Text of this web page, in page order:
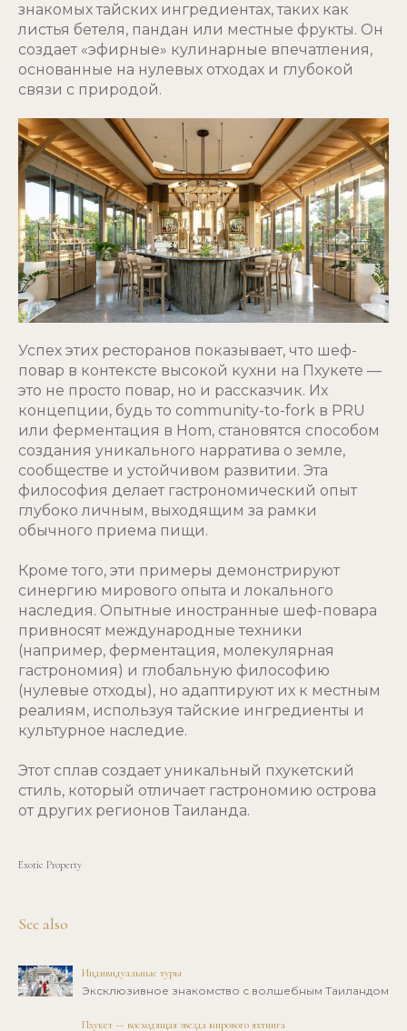
знакомых тайских ингредиентах, таких как
листья бетеля, пандан или местные фрукты. Он
создает «эфирные» кулинарные впечатления,
основанные на нулевых отходах и глубокой
связи с природой.
Успех этих ресторанов показывает, что шеф-
повар в контексте высокой кухни на Пхукете —
это не просто повар, но и рассказчик. Их
концепции, будь то community-to-fork в PRU
или ферментация в Hom, становятся способом
создания уникального нарратива о земле,
сообществе и устойчивом развитии. Эта
философия делает гастрономический опыт
глубоко личным, выходящим за рамки
обычного приема пищи.
Кроме того, эти примеры демонстрируют
синергию мирового опыта и локального
наследия. Опытные иностранные шеф-повара
привносят международные техники
(например, ферментация, молекулярная
гастрономия) и глобальную философию
(нулевые отходы), но адаптируют их к местным
реалиям, используя тайские ингредиенты и
культурное наследие.
Этот сплав создает уникальный пхукетский
стиль, который отличает гастрономию острова
от других регионов Таиланда.
Exotic Property
See also
Индивидуальные туры
Эксклюзивное знакомство с волшебным Таиландом
Пхукет — восходящая звезда мирового яхтинга